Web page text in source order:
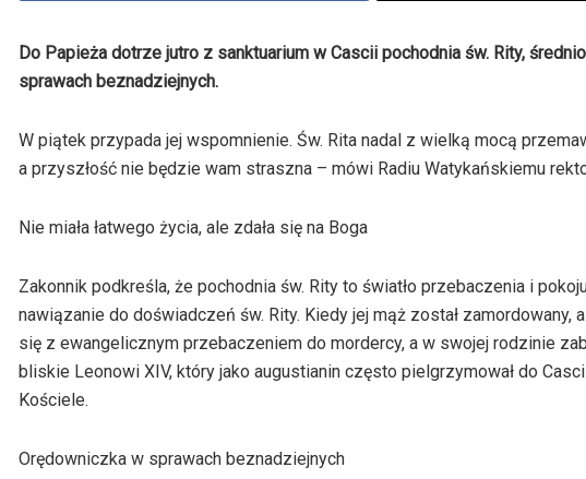
Do Papieża dotrze jutro z sanktuarium w Cascii pochodnia św. Rity,
sprawach beznadziejnych.
W piątek przypada jej wspomnienie. Św. Rita nadal z wielką mocą
a przyszłość nie będzie wam straszna – mówi Radiu Watykańskiemu
Nie miała łatwego życia, ale zdała się na Boga
Zakonnik podkreśla, że pochodnia św. Rity to światło przebaczenia i
nawiązanie do doświadczeń św. Rity. Kiedy jej mąż został zamordowany,
się z ewangelicznym przebaczeniem do mordercy, a w swojej rodzinie
bliskie Leonowi XIV, który jako augustianin często pielgrzymował do
Kościele.
Orędowniczka w sprawach beznadziejnych